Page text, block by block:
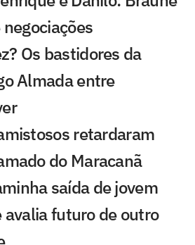
Os bastidores da
Almada entre
retardaram
do Maracanã
saída de jovem
avalia futuro de outro